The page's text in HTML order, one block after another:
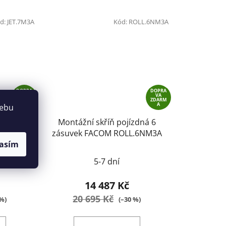
DOPRA
JET.7M3A
DOPRA
VA
ZDARM
A
Montážní skříň pojízdná 6
zásuvek FACOM ROLL.6NM3A
5-7 dní
14 487 Kč
20 695 Kč (–30 %)
Kód: ROLL.6NM3A